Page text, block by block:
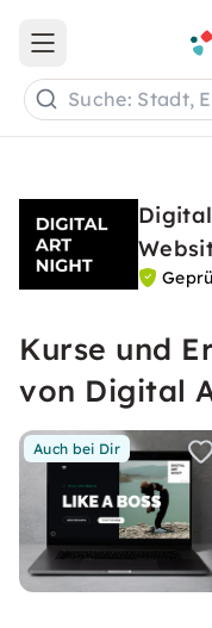
Open main menu
Suche: Stadt,
Kurse und
von Digital
Auch bei Dir